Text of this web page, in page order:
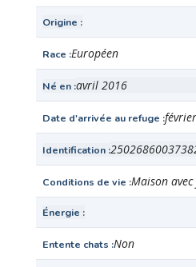
Origine
Race Européen
Né en avril 2016
Date d'arrivée au refuge
Identification
Conditions de vie Maison
Énergie
Entente chats Non